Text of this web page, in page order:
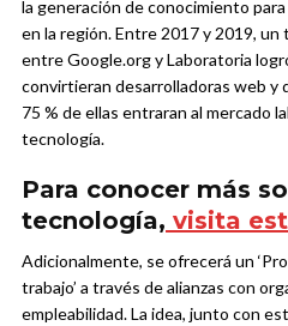
la generación de conocimiento
en la región. Entre 2017 y 2019,
entre Google.org y Laboratoria
convirtieran desarrolladoras web y
75 % de ellas entraran al mercado
tecnología.
Para conocer más
tecnología, visita
Adicionalmente, se ofrecerá un
trabajo’ a través de alianzas con
empleabilidad. La idea, junto con